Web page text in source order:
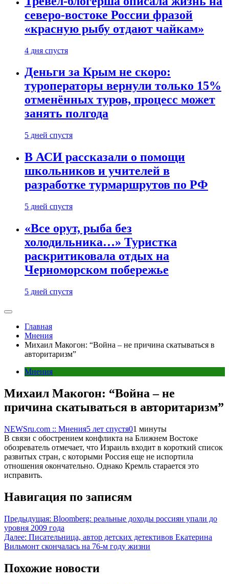
северо-востоке России фразой
«красную рыбу отдают чайкам»
4 дня спустя
Деньги за Крым не скоро:
туроператоры вернули только 15%
отменённых туров, процесс может
занять полгода
5 дней спустя
В АСИ рассказали о помощи
школьников и учителей в
разработке турмаршрутов по РФ
5 дней спустя
«Все орут, рыба без
холодильника…» Туристка
раскритиковала отдых на
Черноморском побережье
5 дней спустя
Главная
Мнения
Михаил Макогон: “Война – не причина скатываться в
авторитаризм”
Мнения
Михаил Макогон: “Война – не
причина скатываться в авторитаризм”
NEWSru.com :: Мнения5 лет спустя01 минуты
В связи с обострением конфликта на Ближнем Востоке
обозреватель отмечает, что Израиль входит в короткий список
развитых стран, с которыми Россия еще не испортила
отношения окончательно. Однако Кремль старается это
исправить.
Навигация по записям
Предыдущая: Bloomberg: реальные доходы россиян упали до
уровня 2009 года
Далее: Писательница, автор детских детективов Екатерина
Вильмонт скончалась на 76-м году жизни
Похожие новости